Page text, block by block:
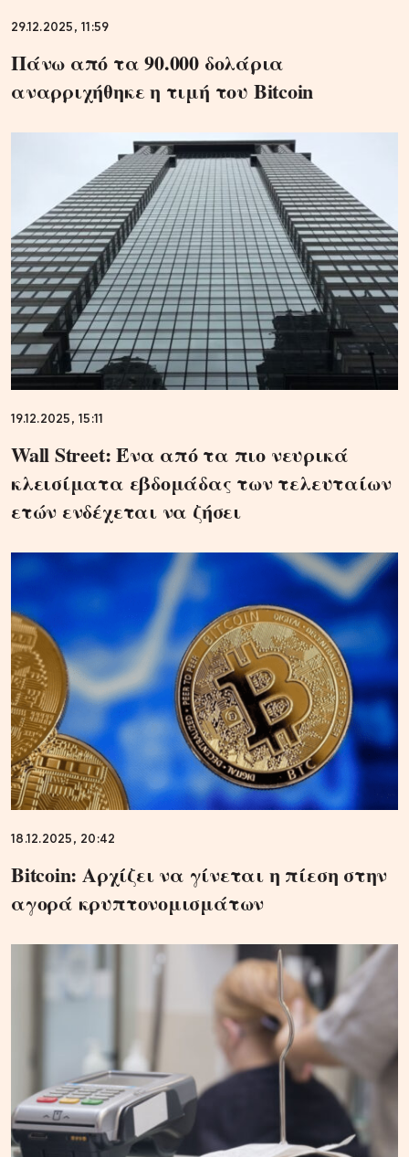
29.12.2025, 11:59
Πάνω από τα 90.000 δολάρια
αναρριχήθηκε η τιμή του Bitcoin
19.12.2025, 15:11
Wall Street: Ένα από τα πιο νευρικά
κλεισίματα εβδομάδας των τελευταίων
ετών ενδέχεται να ζήσει
18.12.2025, 20:42
Bitcoin: Αρχίζει να γίνεται η πίεση στην
αγορά κρυπτονομισμάτων